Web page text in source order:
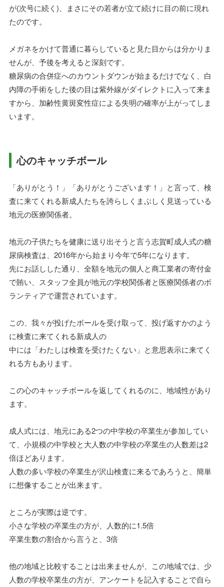
が(次号に続く)、まさにその若者が立て続けに目の前に現れ
たのです。
メガネをかけて普通に暮らしていると見た目からは分かりま
せんが、予後を考えると深刻です。
糖尿病の合併症へのカウントダウンが始まるだけでなく、白
内障の手術をした後の目は紫外線がダイレクトに入って来ま
すから、加齢性黄斑変性症による失明の確率が上がってしま
います。
心のキャッチボール
「ありがとう！」「ありがとうございます！」と言って、検
査に来てくれる新成人たちを誇らしくまぶしく見送っている
地元の医療関係者。
地元の子供たちを健康に送り出そうと言う志賀町成人式の糖
尿病検査は、2016年から始まり今年で5年になります。
先にお話しした通り、全額を地元の個人と商工業者の寄付金
で賄い、スタッフ全員が地元の学校関係者と医療関係者のボ
ランティアで運営されています。
この、我々が投げたボールを受け取って、投げ返すかのよう
に検査に来てくれる新成人の
中には「わたしは検査を受けたくない」と意思表示に来てく
れる方もあります。
この心のキャッチボールを返してくれるのに、地域性があり
ます。
成人式には、地元にある2つの中学校の卒業生が参加してい
て、小規模の中学校と大人数の中学校の卒業生の人数差は2
倍ほどあります。
人数の多い学校の卒業生が沢山検査に来るであろうと、簡単
に想像することが出来ます。
ところが実際は逆です。
小さな学校の卒業生の方が、人数的に1.5倍
卒業生数の割合から言うと、3倍
他の地域と比較することは出来ませんが、この地域では、少
人数の学校卒業生の方が、アンケートを記入することで自ら